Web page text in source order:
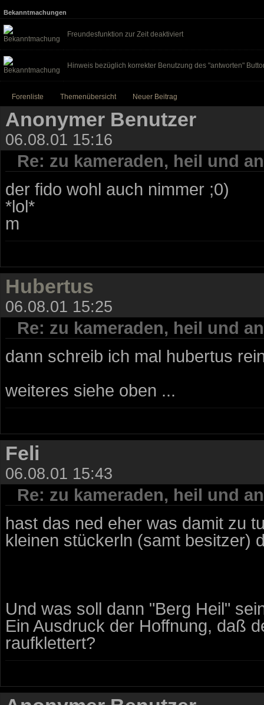
Bekanntmachungen
Freundesfunktion zur Zeit deaktiviert
Hinweis bezüglich korrekter Benutzung des "antworten"
Forenliste Themenübersicht Neuer Beitrag
Anonymer Benutzer
06.08.01 15:16
Re: zu kameraden, heil und
der fido wohl auch nimmer ;0)
*lol*
m
Hubertus
06.08.01 15:25
Re: zu kameraden, heil und
dann schreib ich mal hubertus
weiteres siehe oben ...
Feli
06.08.01 15:43
Re: zu kameraden, heil und
hast das ned eher was damit zu
kleinen stückerln (samt besitzer)
Und was soll dann "Berg Heil"
Ein Ausdruck der Hoffnung, daß
raufklettert?